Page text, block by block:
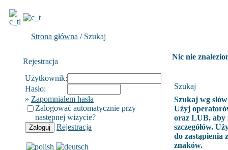
Strona główna / Szukaj
Rejestracja
Użytkownik:
Hasło:
» Zapomniałem hasła
Zalogować automatycznie przy
następnej wizycie?
Rejestracja
Nic nie
Szukaj
Szukaj wg
Użyj
oraz LUB, aby
szczegółów.
do zastąpienia
znaków.